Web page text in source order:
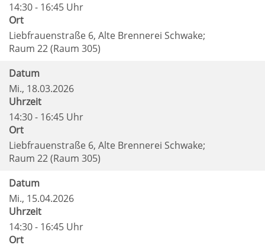
14:30 - 16:45 Uhr
Ort
Liebfrauenstraße 6, Alte Brennerei Schwake;
Raum 22 (Raum 305)
Datum
Mi., 18.03.2026
Uhrzeit
14:30 - 16:45 Uhr
Ort
Liebfrauenstraße 6, Alte Brennerei Schwake;
Raum 22 (Raum 305)
Datum
Mi., 15.04.2026
Uhrzeit
14:30 - 16:45 Uhr
Ort